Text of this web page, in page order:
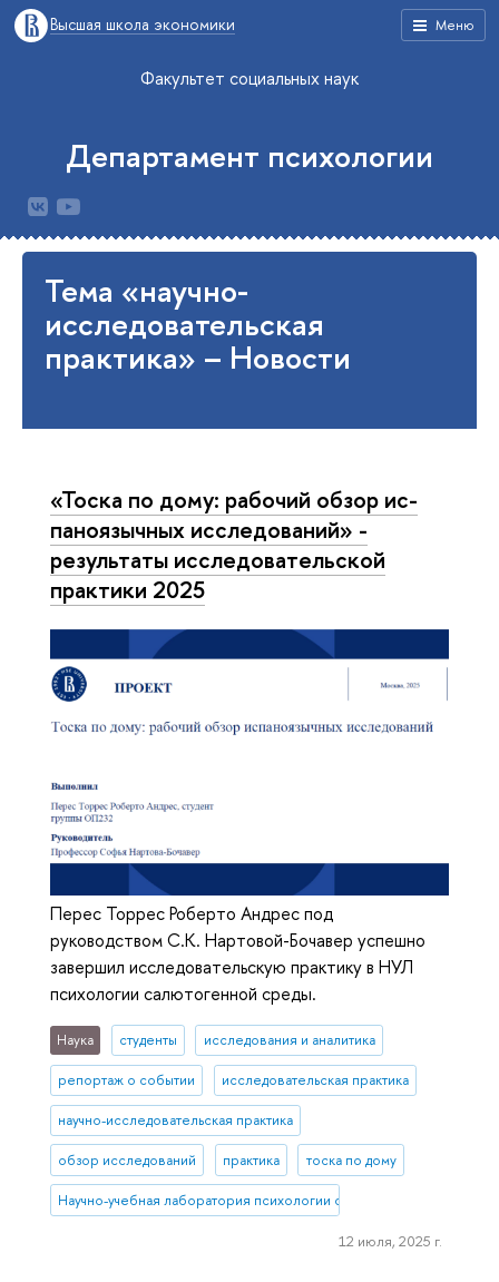
Меню
Высшая школа экономики
Факультет социальных наук
Департамент психологии
Тема «научно-
исследовательская
практика» – Новости
«Тоска по дому: рабочий обзор ис­
па­но­языч­ных ис­сле­до­ва­ний» -
результаты ис­сле­до­ва­тель­ской
практики 2025
Перес Торрес Роберто Андрес под
руководством С.К. Нартовой-Бочавер успешно
завершил исследовательскую практику в НУЛ
психологии салютогенной среды.
Наука студенты исследования и аналитика
репортаж о событии исследовательская практика
научно-исследовательская практика
обзор исследований практика тоска по дому
Научно-учебная лаборатория психологии салютогенной среды
12 июля, 2025 г.